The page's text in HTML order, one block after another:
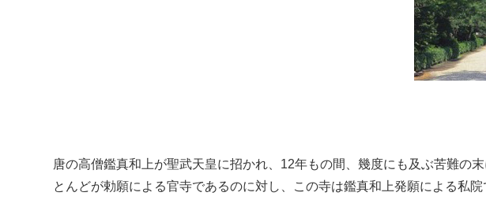
唐の高僧鑑真和上が聖武天皇に招かれ、12年もの間、幾度にも及ぶ苦難の
とんどが勅願による官寺であるのに対し、この寺は鑑真和上発願による私